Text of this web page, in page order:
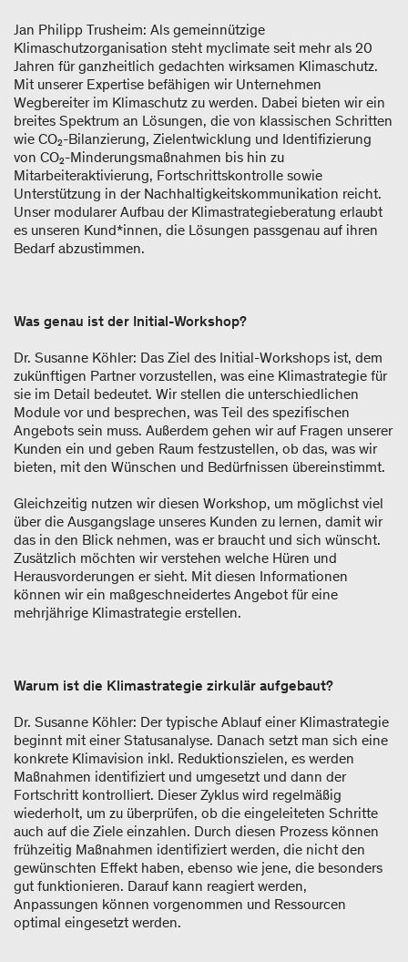
Jan Philipp Trusheim: Als gemeinnützige
Klimaschutzorganisation steht myclimate seit mehr als 20
Jahren für ganzheitlich gedachten wirksamen Klimaschutz.
Mit unserer Expertise befähigen wir Unternehmen
Wegbereiter im Klimaschutz zu werden. Dabei bieten wir ein
breites Spektrum an Lösungen, die von klassischen Schritten
wie CO₂-Bilanzierung, Zielentwicklung und Identifizierung
von CO₂-Minderungsmaßnahmen bis hin zu
Mitarbeiteraktivierung, Fortschrittskontrolle sowie
Unterstützung in der Nachhaltigkeitskommunikation reicht.
Unser modularer Aufbau der Klimastrategieberatung erlaubt
es unseren Kund*innen, die Lösungen passgenau auf ihren
Bedarf abzustimmen.
Was genau ist der Initial-Workshop?
Dr. Susanne Köhler: Das Ziel des Initial-Workshops ist, dem
zukünftigen Partner vorzustellen, was eine Klimastrategie für
sie im Detail bedeutet. Wir stellen die unterschiedlichen
Module vor und besprechen, was Teil des spezifischen
Angebots sein muss. Außerdem gehen wir auf Fragen unserer
Kunden ein und geben Raum festzustellen, ob das, was wir
bieten, mit den Wünschen und Bedürfnissen übereinstimmt.
Gleichzeitig nutzen wir diesen Workshop, um möglichst viel
über die Ausgangslage unseres Kunden zu lernen, damit wir
das in den Blick nehmen, was er braucht und sich wünscht.
Zusätzlich möchten wir verstehen welche Hüren und
Herausvorderungen er sieht. Mit diesen Informationen
können wir ein maßgeschneidertes Angebot für eine
mehrjährige Klimastrategie erstellen.
Warum ist die Klimastrategie zirkulär aufgebaut?
Dr. Susanne Köhler: Der typische Ablauf einer Klimastrategie
beginnt mit einer Statusanalyse. Danach setzt man sich eine
konkrete Klimavision inkl. Reduktionszielen, es werden
Maßnahmen identifiziert und umgesetzt und dann der
Fortschritt kontrolliert. Dieser Zyklus wird regelmäßig
wiederholt, um zu überprüfen, ob die eingeleiteten Schritte
auch auf die Ziele einzahlen. Durch diesen Prozess können
frühzeitig Maßnahmen identifiziert werden, die nicht den
gewünschten Effekt haben, ebenso wie jene, die besonders
gut funktionieren. Darauf kann reagiert werden,
Anpassungen können vorgenommen und Ressourcen
optimal eingesetzt werden.